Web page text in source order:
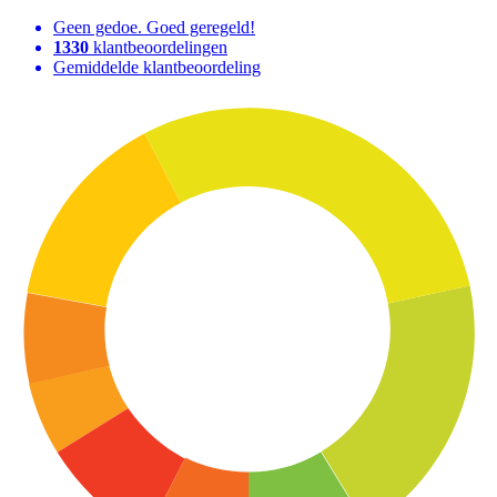
Geen gedoe. Goed geregeld!
1330 klantbeoordelingen
Gemiddelde klantbeoordeling